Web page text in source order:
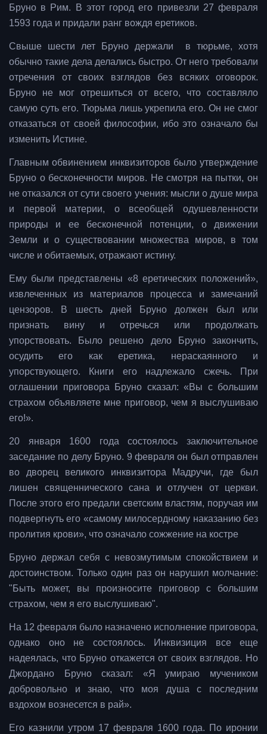
Бруно в Рим. В этот город его привезли 27 февраля
1593 года и придали ранг вождя еретиков.
Свыше шести лет Бруно держали в тюрьме, хотя
обычно такие дела делались быстро. От него требовали
отречения от своих взглядов без всяких оговорок.
Бруно не мог отрешиться от всего, что составляло
самую суть его. Тюрьма лишь укрепила его. Он не смог
отказаться от своей философии, ибо это означало бы
изменить Истине.
Главным обвинением инквизиторов было утверждение
Бруно о бесконечности миров. Не смотря на пытки, он
не отказался от сути своего учения: мысли о душе мира
и первой материи, о всеобщей одушевленности
природы и ее бесконечной потенции, о движении
Земли и о существовании множества миров, в том
числе и обитаемых, отражают истину.
Ему были представлены «8 еретических положений»,
извлеченных из материалов процесса и замечаний
цензоров. В шесть дней Бруно должен был или
признать вину и отречься или продолжать
упорствовать. Было решено дело Бруно закончить,
осудить его как еретика, нераскаянного и
упорствующего. Книги его надлежало сжечь. При
оглашении приговора Бруно сказал: «Вы с большим
страхом объявляете мне приговор, чем я выслушиваю
его!».
20 января 1600 года состоялось заключительное
заседание по делу Бруно. 9 февраля он был отправлен
во дворец великого инквизитора Мадручи, где был
лишен священнического сана и отлучен от церкви.
После этого его предали светским властям, поручая им
подвергнуть его «самому милосердному наказанию без
пролития крови», что означало сожжение на костре
Бруно держал себя с невозмутимым спокойствием и
достоинством. Только один раз он нарушил молчание:
"Быть может, вы произносите приговор с большим
страхом, чем я его выслушиваю".
На 12 февраля было назначено исполнение приговора,
однако оно не состоялось. Инквизиция все еще
надеялась, что Бруно откажется от своих взглядов. Но
Джордано Бруно сказал: «Я умираю мучеником
добровольно и знаю, что моя душа с последним
вздохом вознесется в рай».
Его казнили утром 17 февраля 1600 года. По иронии